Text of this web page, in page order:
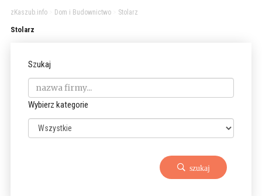
zKaszub.info> Dom i Budownictwo> Stolarz
Stolarz
Szukaj
Wybierz kategorie
szukaj